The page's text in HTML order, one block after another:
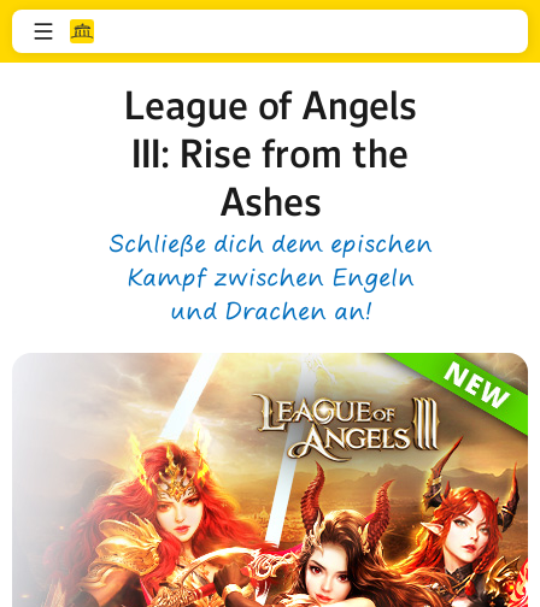
League of Angels
III: Rise from the
Ashes
Schließe dich dem epischen
Kampf zwischen Engeln
und Drachen an!